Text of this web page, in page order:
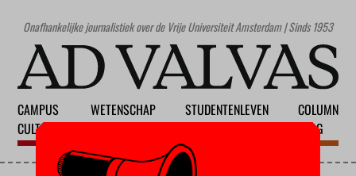
Onafhankelijke journalistiek over de Vrije Universiteit Amsterdam | Sinds 1953
CAMPUS
CULTUUR
WETENSCHAP
STUDENTENLEVEN
COLUMN
BLOG